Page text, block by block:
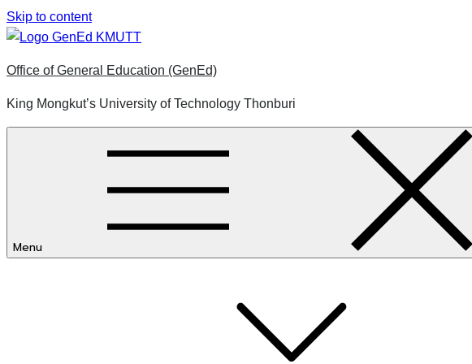
Skip to content
Office of General Education (GenEd)
King Mongkut’s University of Technology Thonburi
Menu